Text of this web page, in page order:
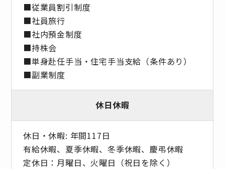
■従業員割引制度
■社員旅⾏
■社内預⾦制度
■持株会
■単身赴任手当・住宅手当支給（条件あり）
■副業制度
休日休暇
休日・休暇: 年間117日
有給休暇、夏季休暇、冬季休暇、慶弔休暇
定休日：月曜日、火曜日（祝日を除く）